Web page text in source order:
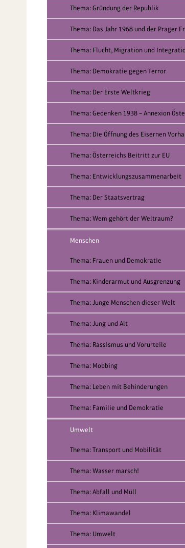
Thema: Gründung der Republik
Thema: Das Jahr 1968 und der Prager
Thema: Flucht, Migration und
Thema: Demokratie gegen Terror
Thema: Der Erste Weltkrieg
Thema: Gedenken 1938 – Annexion
Thema: Die Öffnung des Eisernen
Thema: Österreichs Beitritt zur EU
Thema: Entwicklungszusammenarbeit
Thema: Der Staatsvertrag
Thema: Wem gehört der Weltraum?
Menschen
Thema: Frauen und Demokratie
Thema: Kinderarmut und Ausgrenzung
Thema: Junge Menschen dieser Welt
Thema: Jung und Alt
Thema: Rassismus und Vorurteile
Thema: Mobbing
Thema: Leben mit Behinderungen
Thema: Familie und Demokratie
Umwelt
Thema: Transport und Mobilität
Thema: Wasser marsch!
Thema: Abfall und Müll
Thema: Klimawandel
Thema: Umwelt